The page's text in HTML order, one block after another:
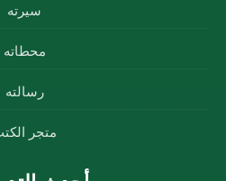
سيرته
محطاته
رسالته
متجر